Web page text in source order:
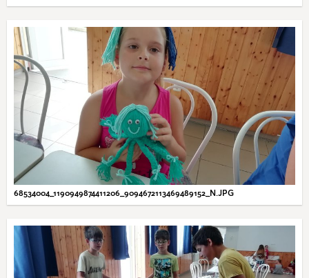
68534004_1190949874411206_9094672113469489152_N.JPG